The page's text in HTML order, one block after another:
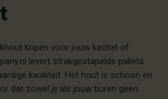
kopen voor jouw kachel of
levert strakgestapelde pallets
kwaliteit. Het hout is schoon en
dat zowel jij als jouw buren geen